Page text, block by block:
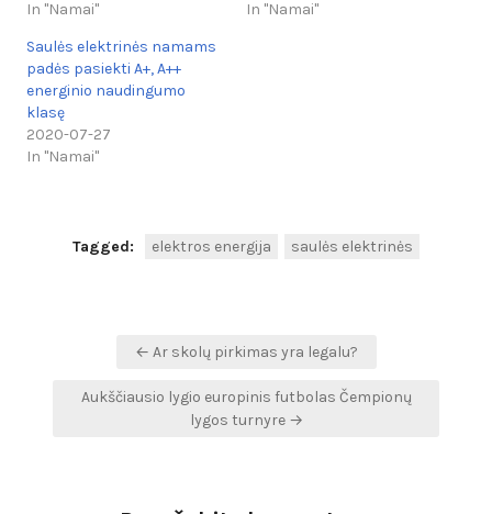
In "Namai"
In "Namai"
Saulės elektrinės namams
padės pasiekti A+, A++
energinio naudingumo
klasę
2020-07-27
In "Namai"
Tagged: elektros energija saulės elektrinės
Navigacija
įrašų
← Ar skolų pirkimas yra legalu?
Aukščiausio lygio europinis futbolas Čempionų
lygos turnyre →